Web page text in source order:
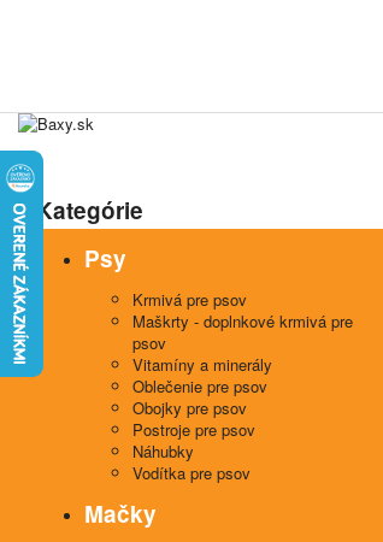
Kategórie
Psy
Krmivá pre psov
Maškrty - doplnkové krmivá pre
psov
Vitamíny a minerály
Oblečenie pre psov
Obojky pre psov
Postroje pre psov
Náhubky
Vodítka pre psov
Mačky